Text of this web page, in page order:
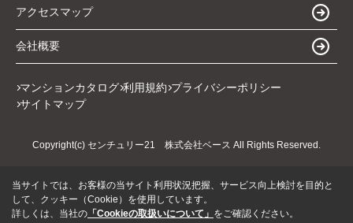
アクセスマップ
会社概要
マンションカタログ 利用規約 プライバシーポリシー
サイトマップ
Copyright(c) センチュリー21 株式会社ベース All Rights Reserved.
当サイトでは、お客様の当サイト利用状況把握、サービス向上検討を目的と
して、クッキー（Cookie）を使用しています。
詳しくは、当社の 「Cookieの取扱いについて」 をご確認ください。